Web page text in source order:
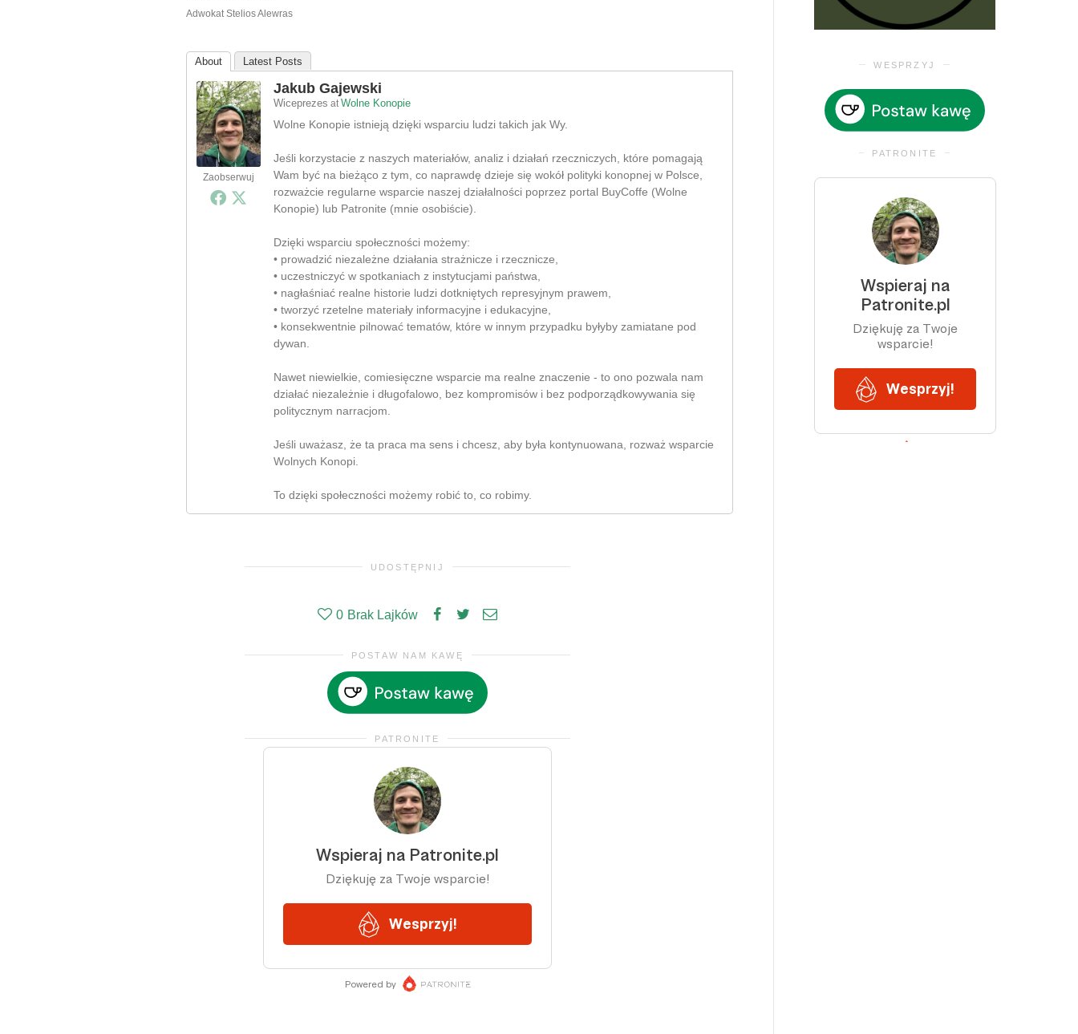
Adwokat Stelios Alewras
About Latest Posts
Zaobserwuj
Jakub Gajewski
Wiceprezes atWolne Konopie
Wolne Konopie istnieją dzięki wsparciu ludzi takich jak Wy.
Jeśli korzystacie z naszych materiałów, analiz i działań rzeczniczych, które pomagają
Wam być na bieżąco z tym, co naprawdę dzieje się wokół polityki konopnej w Polsce,
rozważcie regularne wsparcie naszej działalności poprzez portal BuyCoffe (Wolne
Konopie) lub Patronite (mnie osobiście).
Dzięki wsparciu społeczności możemy:
• prowadzić niezależne działania strażnicze i rzecznicze,
• uczestniczyć w spotkaniach z instytucjami państwa,
• nagłaśniać realne historie ludzi dotkniętych represyjnym prawem,
• tworzyć rzetelne materiały informacyjne i edukacyjne,
• konsekwentnie pilnować tematów, które w innym przypadku byłyby zamiatane pod
dywan.
Nawet niewielkie, comiesięczne wsparcie ma realne znaczenie - to ono pozwala nam
działać niezależnie i długofalowo, bez kompromisów i bez podporządkowywania się
politycznym narracjom.
Jeśli uważasz, że ta praca ma sens i chcesz, aby była kontynuowana, rozważ wsparcie
Wolnych Konopi.
To dzięki społeczności możemy robić to, co robimy.
UDOSTĘPNIJ
0 Brak Lajków
POSTAW NAM KAWĘ
PATRONITE
WESPRZYJ
PATRONITE